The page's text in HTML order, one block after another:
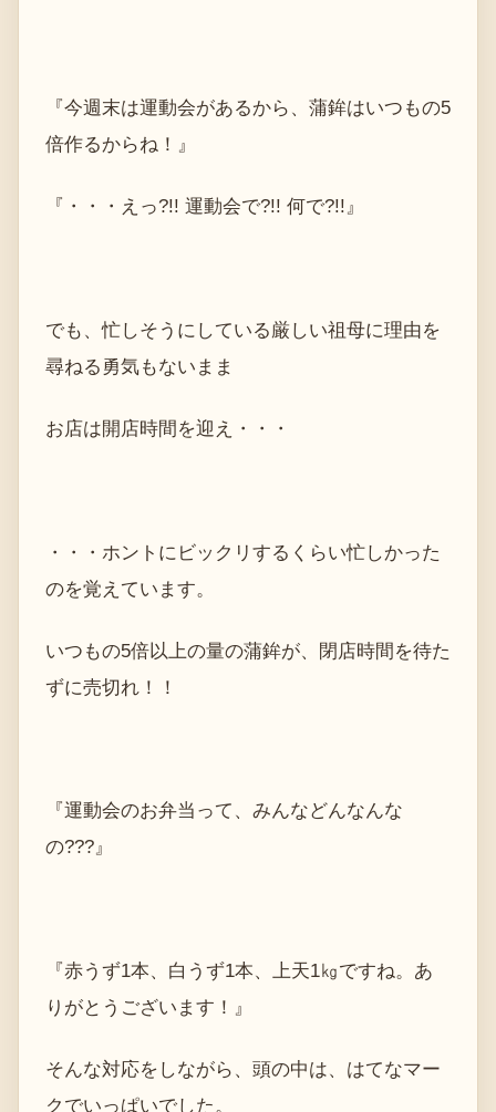
『今週末は運動会があるから、蒲鉾はいつもの5
倍作るからね！』
『・・・えっ?!! 運動会で?!! 何で?!!』
でも、忙しそうにしている厳しい祖母に理由を
尋ねる勇気もないまま
お店は開店時間を迎え・・・
・・・ホントにビックリするくらい忙しかった
のを覚えています。
いつもの5倍以上の量の蒲鉾が、閉店時間を待た
ずに売切れ！！
『運動会のお弁当って、みんなどんなんな
の???』
『赤うず1本、白うず1本、上天1㎏ですね。あ
りがとうございます！』
そんな対応をしながら、頭の中は、はてなマー
クでいっぱいでした。